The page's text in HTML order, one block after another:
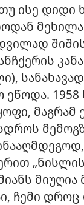
ისე დიდი
მეხილა
ეწოდა.
ჩემი დროც